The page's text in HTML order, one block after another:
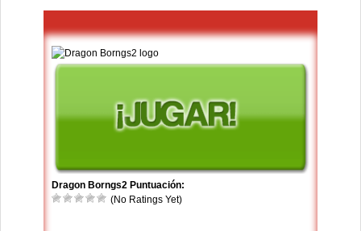
Dragon Borngs2 Puntuación:
(No Ratings Yet)